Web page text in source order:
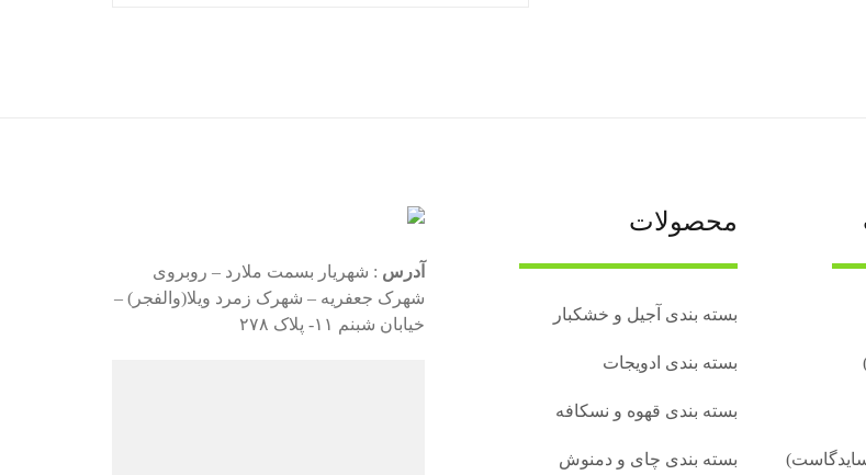
محصولات
بسته بندی آجیل و خشکبار
بسته‌ بندی ادویجات
بسته بندی قهوه و نسکافه
بسته بندی چای و دمنوش
آدرس : شهریار بسمت ملارد – روبروی
شهرک جعفریه – شهرک زمرد ویلا(والفجر) –
خیابان شبنم ۱۱- پلاک ۲۷۸